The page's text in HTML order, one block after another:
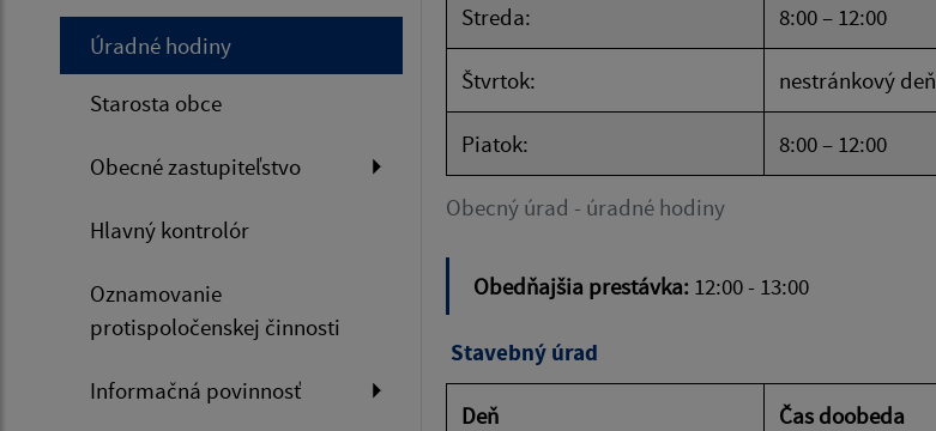
Úradné hodiny
Starosta obce
Obecné zastupiteľstvo
Hlavný kontrolór
Oznamovanie
protispoločenskej činnosti
Informačná povinnosť
Obecný úrad - úradné hodiny
Streda: 8:00 – 12:00
Štvrtok: nestránkový deň
Piatok: 8:00 – 12:00
Obedňajšia prestávka: 12:00 - 13:00
Stavebný úrad
Deň Čas doobeda